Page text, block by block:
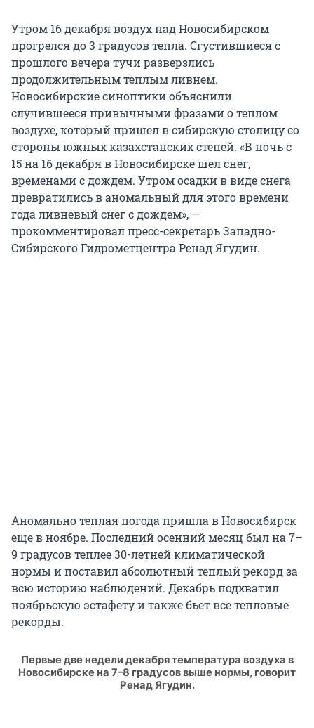
Утром 16 декабря воздух над Новосибирском
прогрелся до 3 градусов тепла. Сгустившиеся с
прошлого вечера тучи разверзлись
продолжительным теплым ливнем.
Новосибирские синоптики объяснили
случившееся привычными фразами о теплом
воздухе, который пришел в сибирскую столицу со
стороны южных казахстанских степей. «В ночь с
15 на 16 декабря в Новосибирске шел снег,
временами с дождем. Утром осадки в виде снега
превратились в аномальный для этого времени
года ливневый снег с дождем», —
прокомментировал пресс-секретарь Западно-
Сибирского Гидрометцентра Ренад Ягудин.
Аномально теплая погода пришла в Новосибирск
еще в ноябре. Последний осенний месяц был на 7–
9 градусов теплее 30-летней климатической
нормы и поставил абсолютный теплый рекорд за
всю историю наблюдений. Декабрь подхватил
ноябрьскую эстафету и также бьет все тепловые
рекорды.
Первые две недели декабря температура воздуха в
Новосибирске на 7–8 градусов выше нормы, говорит
Ренад Ягудин.